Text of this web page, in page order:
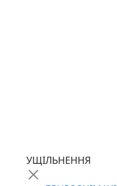
ЛЕБІДКИ
ВТУЛКИ
УЩІЛЬНЕННЯ